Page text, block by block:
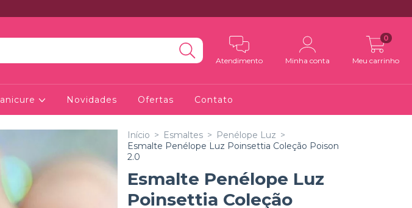
Atendimento Minha conta Meu carrinho
0
Novidades Ofertas Contato
Início > Esmaltes > Penélope Luz >
Esmalte Penélope Luz Poinsettia Coleção Poison
2.0
Esmalte Penélope Luz
Poinsettia Coleção